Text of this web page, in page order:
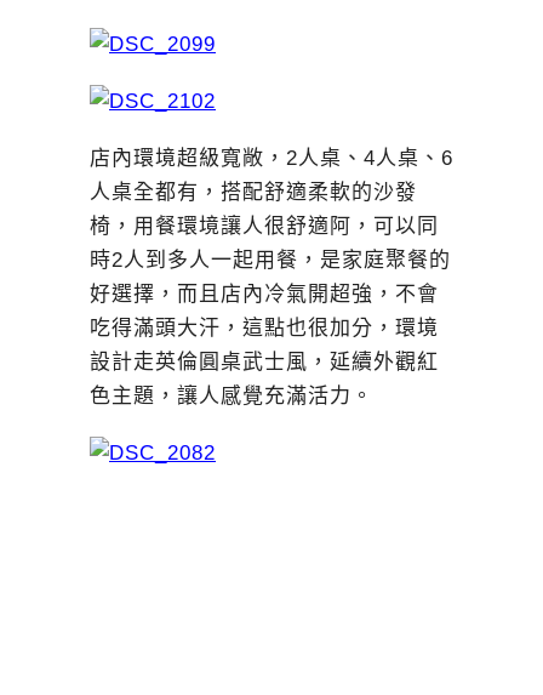
店內環境超級寬敞，2人桌、4人桌、6
人桌全都有，搭配舒適柔軟的沙發
椅，用餐環境讓人很舒適阿，可以同
時2人到多人一起用餐，是家庭聚餐的
好選擇，而且店內冷氣開超強，不會
吃得滿頭大汗，這點也很加分，環境
設計走英倫圓桌武士風，延續外觀紅
色主題，讓人感覺充滿活力。